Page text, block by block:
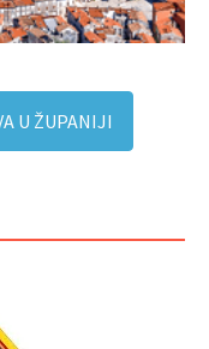
U ŽUPANIJI